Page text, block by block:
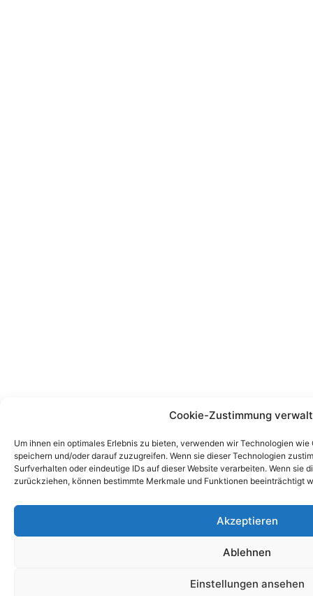
Cookie-Zustimmung
Um ihnen ein optimales Erlebnis zu bieten, verwenden wir Technologien
speichern und/oder darauf zuzugreifen. Wenn sie dieser Technologien
Surfverhalten oder eindeutige IDs auf dieser Website verarbeiten. Wenn sie
zurückziehen, können bestimmte Merkmale und Funktionen beeinträchtigt
Akzeptieren
Ablehnen
Einstellungen ansehen